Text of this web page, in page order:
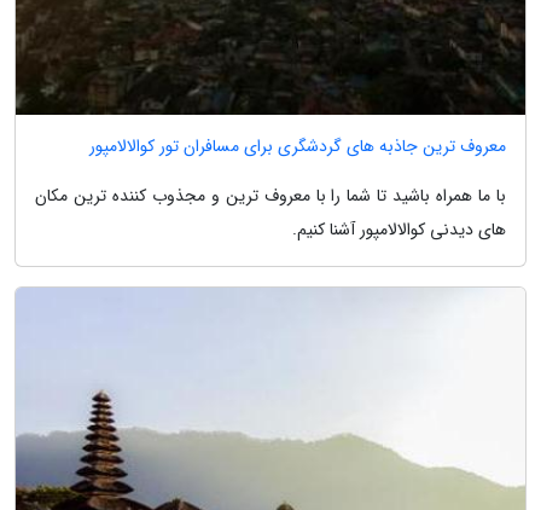
معروف ترین جاذبه های گردشگری برای مسافران تور کوالالامپور
با ما همراه باشید تا شما را با معروف ترین و مجذوب کننده ترین مکان
های دیدنی کوالالامپور آشنا کنیم.